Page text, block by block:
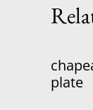
plate